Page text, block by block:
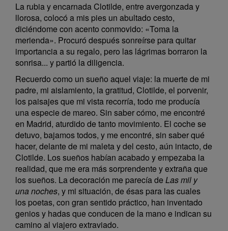
La rubia y encarnada Clotilde, entre avergonzada y
llorosa, colocó a mis pies un abultado cesto,
diciéndome con acento conmovido: «Toma la
merienda». Procuró después sonreírse para quitar
importancia a su regalo, pero las lágrimas borraron la
sonrisa... y partió la diligencia.
Recuerdo como un sueño aquel viaje: la muerte de mi
padre, mi aislamiento, la gratitud, Clotilde, el porvenir,
los paisajes que mi vista recorría, todo me producía
una especie de mareo. Sin saber cómo, me encontré
en Madrid, aturdido de tanto movimiento. El coche se
detuvo, bajamos todos, y me encontré, sin saber qué
hacer, delante de mi maleta y del cesto, aún intacto, de
Clotilde. Los sueños habían acabado y empezaba la
realidad, que me era más sorprendente y extraña que
los sueños. La decoración me parecía de Las mil y
una noches, y mi situación, de ésas para las cuales
los poetas, con gran sentido práctico, han inventado
genios y hadas que conducen de la mano e indican su
camino al viajero extraviado.